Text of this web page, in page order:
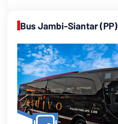
Bus Jambi-Siantar (PP)